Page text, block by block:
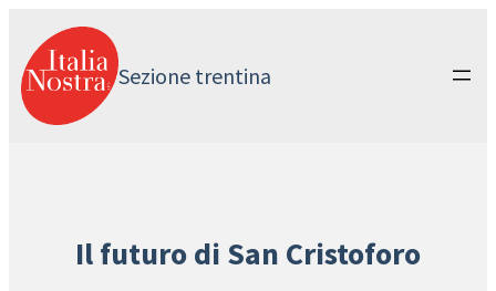
contenuto
Sezione trentina
Il futuro di San Cristoforo